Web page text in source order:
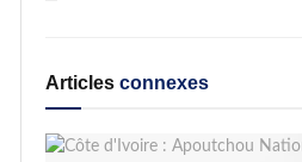
Articles connexes